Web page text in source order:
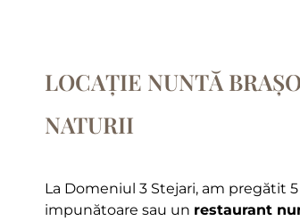
LOCAȚIE NUNTĂ
NATURII
La Domeniul 3 Stejari, am pregătit
impunătoare sau un restaurant